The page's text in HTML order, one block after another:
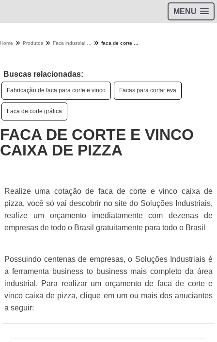
MENU
Home Produtos
Buscas relacionadas:
Fabricação de faca para corte e vinco Facas para cortar eva
Faca de corte gráfica
FACA DE CORTE E VINCO
CAIXA DE PIZZA
Realize uma cotação de faca de corte e vinco caixa de
pizza, você só vai descobrir no site do Soluções Industriais,
realize um orçamento imediatamente com dezenas de
empresas de todo o Brasil gratuitamente para todo o Brasil
Possuindo centenas de empresas, o Soluções Industriais é
a ferramenta business to business mais completo da área
industrial. Para realizar um orçamento de faca de corte e
vinco caixa de pizza, clique em um ou mais dos anuciantes
a seguir: